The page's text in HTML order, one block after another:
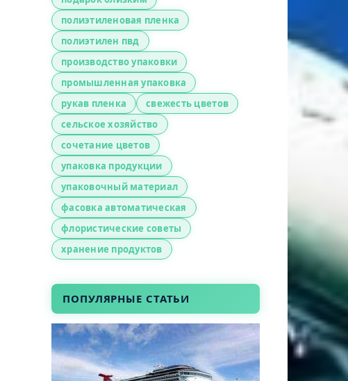
полиэтиленовая пленка
полиэтилен пвд
производство упаковки
промышленная упаковка
рукав пленка
свежесть цветов
сельское хозяйство
сочетание цветов
упаковка продукции
упаковочный материал
фасовка автоматическая
флористические советы
хранение продуктов
ПОПУЛЯРНЫЕ СТАТЬИ